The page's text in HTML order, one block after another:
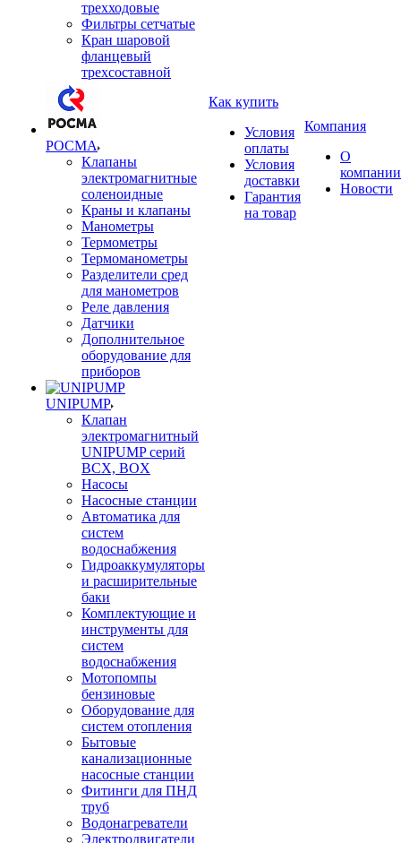
трехходовые
Фильтры сетчатые
Кран шаровой
фланцевый
трехсоставной
РОСМА
Клапаны
электромагнитные
соленоидные
Краны и клапаны
Манометры
Термометры
Термоманометры
Разделители сред
для манометров
Реле давления
Датчики
Дополнительное
оборудование для
приборов
UNIPUMP
Клапан
электромагнитный
UNIPUMP серий
BCX, BOX
Насосы
Насосные станции
Автоматика для
систем
водоснабжения
Гидроаккумуляторы
и расширительные
баки
Комплектующие и
инструменты для
систем
водоснабжения
Мотопомпы
бензиновые
Оборудование для
систем отопления
Бытовые
канализационные
насосные станции
Фитинги для ПНД
труб
Водонагреватели
Электродвигатели
Как купить
Условия
оплаты
Условия
доставки
Гарантия
на товар
Компания
О
компании
Новости